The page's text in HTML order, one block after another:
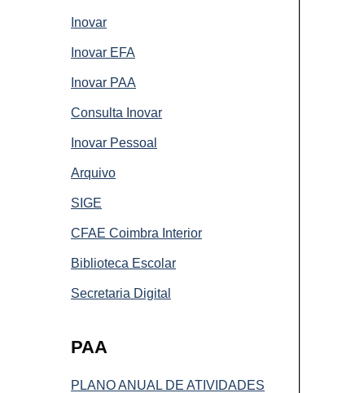
Inovar
Inovar EFA
Inovar PAA
Consulta Inovar
Inovar Pessoal
Arquivo
SIGE
CFAE Coimbra Interior
Biblioteca Escolar
Secretaria Digital
PAA
PLANO ANUAL DE ATIVIDADES